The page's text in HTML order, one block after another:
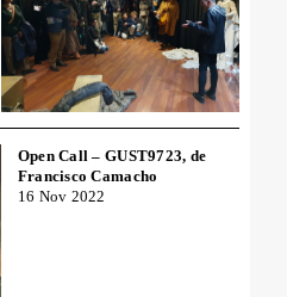
Open Call – GUST9723, de
Francisco Camacho
16 Nov 2022